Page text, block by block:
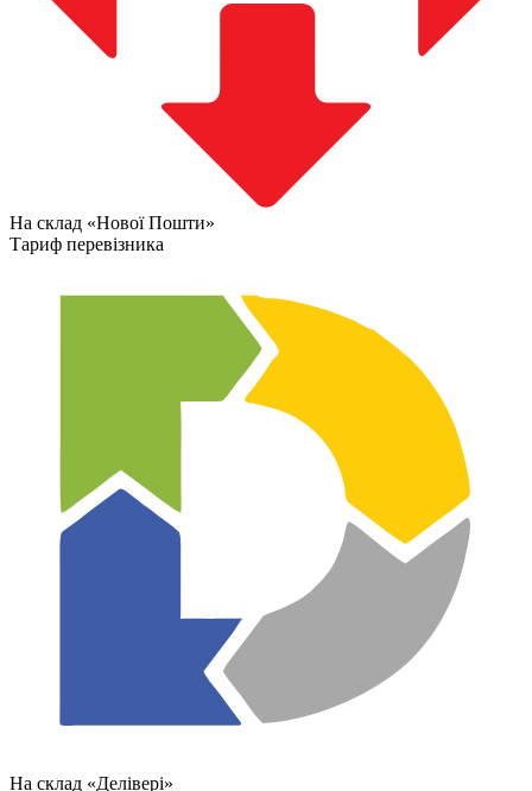
На склад «Нової Пошти»
Тариф перевізника
На склад «Делівері»